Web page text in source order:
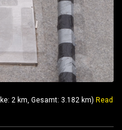
2 km, Gesamt: 3.182 km) Read